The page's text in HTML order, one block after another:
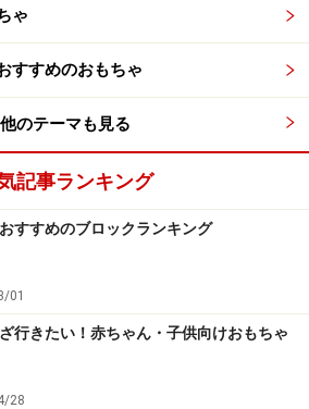
ゃ
すすめのおもちゃ
他のテーマも見る
記事ランキング
すすめのブロックランキング
01
行きたい！赤ちゃん・子供向けおもちゃ
28